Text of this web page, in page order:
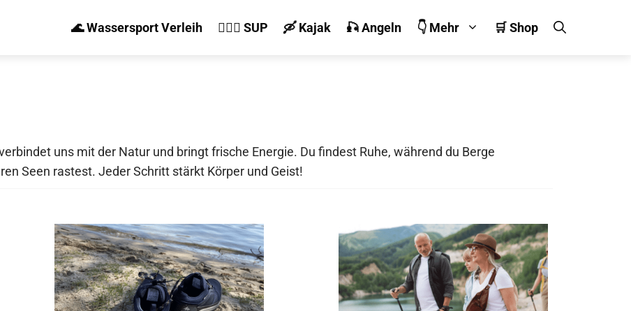
🌊 Wassersport Verleih 🏄‍♀️🛶 SUP 🛶 Kajak 🎣 Angeln 👇 Mehr 🛒 Shop
uns mit der Natur und bringt frische Energie. Du findest Ruhe, während du Berge
Seen rastest. Jeder Schritt stärkt Körper und Geist!